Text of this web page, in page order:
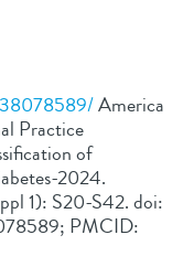
America
Practice
of
2024.
1): S20-S42. doi:
PMCID: